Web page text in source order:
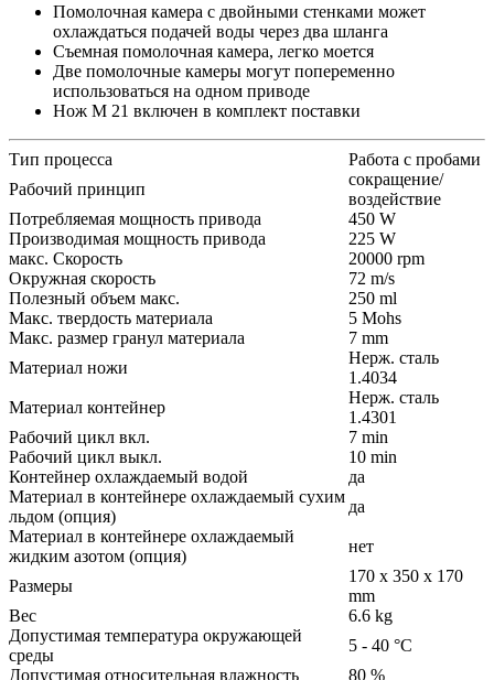
Помолочная камера с двойными стенками может
охлаждаться подачей воды через два шланга
Съемная помолочная камера, легко моется
Две помолочные камеры могут попеременно
использоваться на одном приводе
Нож M 21 включен в комплект поставки
Тип процесса
Работа с пробами
Рабочий принцип
сокращение/
воздействие
Потребляемая мощность привода
450 W
Производимая мощность привода
225 W
макс. Скорость
20000 rpm
Окружная скорость
72 m/s
Полезный объем макс.
250 ml
Макс. твердость материала
5 Mohs
Макс. размер гранул материала
7 mm
Материал ножи
Нерж. сталь
1.4034
Материал контейнер
Нерж. сталь
1.4301
Рабочий цикл вкл.
7 min
Рабочий цикл выкл.
10 min
Контейнер охлаждаемый водой
да
Материал в контейнере охлаждаемый сухим
льдом (опция)
да
Материал в контейнере охлаждаемый
жидким азотом (опция)
нет
Размеры
170 x 350 x 170
mm
Вес
6.6 kg
Допустимая температура окружающей
среды
5 - 40 °C
Допустимая относительная влажность
80 %